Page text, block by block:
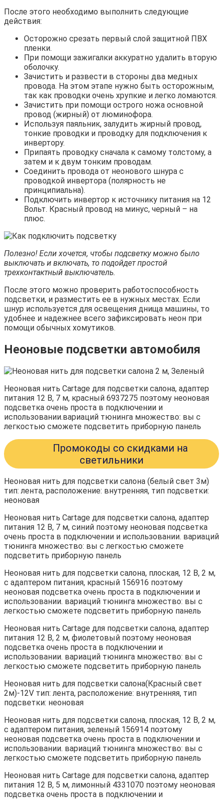
После этого необходимо выполнить следующие
действия:
Осторожно срезать первый слой защитной ПВХ
пленки.
При помощи зажигалки аккуратно удалить вторую
оболочку.
Зачистить и развести в стороны два медных
провода. На этом этапе нужно быть осторожным,
так как проводки очень хрупкие и легко ломаются.
Зачистить при помощи острого ножа основной
провод (жирный) от люминофора.
Используя паяльник, залудить жирный провод,
тонкие проводки и проводку для подключения к
инвертору.
Припаять проводку сначала к самому толстому, а
затем и к двум тонким проводам.
Соединить провода от неонового шнура с
проводкой инвертора (полярность не
принципиальна).
Подключить инвертор к источнику питания на 12
Вольт. Красный провод на минус, черный – на
плюс.
Полезно! Если хочется, чтобы подсветку можно было
выключать и включать, то подойдет простой
трехконтактный выключатель.
После этого можно проверить работоспособность
подсветки, и разместить ее в нужных местах. Если
шнур используется для освещения днища машины, то
удобнее и надежнее всего зафиксировать неон при
помощи обычных хомутиков.
Неоновые подсветки автомобиля
Неоновая нить Cartage для подсветки салона, адаптер
питания 12 В, 7 м, красный 6937275 поэтому неоновая
подсветка очень проста в подключении и
использовании.вариаций тюнинга множество: вы с
легкостью сможете подсветить приборную панель
Промокоды со скидками на
светильники
Неоновая нить для подсветки салона (белый свет 3м)
тип: лента, расположение: внутренняя, тип подсветки:
неоновая
Неоновая нить Cartage для подсветки салона, адаптер
питания 12 В, 7 м, синий поэтому неоновая подсветка
очень проста в подключении и использовании. вариаций
тюнинга множество: вы с легкостью сможете
подсветить приборную панель
Неоновая нить для подсветки салона, плоская, 12 В, 2 м,
с адаптером питания, красный 156916 поэтому
неоновая подсветка очень проста в подключении и
использовании. вариаций тюнинга множество: вы с
легкостью сможете подсветить приборную панель
Неоновая нить Cartage для подсветки салона, адаптер
питания 12 В, 2 м, фиолетовый поэтому неоновая
подсветка очень проста в подключении и
использовании. вариаций тюнинга множество: вы с
легкостью сможете подсветить приборную панель
Неоновая нить для подсветки салона(Красный свет
2м)-12V тип: лента, расположение: внутренняя, тип
подсветки: неоновая
Неоновая нить для подсветки салона, плоская, 12 В, 2 м,
с адаптером питания, зеленый 156914 поэтому
неоновая подсветка очень проста в подключении и
использовании. вариаций тюнинга множество: вы с
легкостью сможете подсветить приборную панель
Неоновая нить Cartage для подсветки салона, адаптер
питания 12 В, 5 м, лимонный 4331070 поэтому неоновая
подсветка очень проста в подключении и